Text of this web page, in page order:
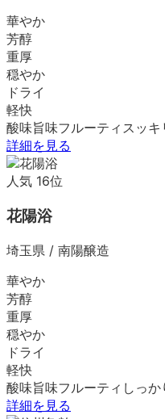
華やか
芳醇
重厚
穏やか
ドライ
軽快
酸味旨味フルーティ スッキ
詳細を見る
人気 16位
花陽浴
埼玉県 / 南陽醸造
華やか
芳醇
重厚
穏やか
ドライ
軽快
酸味旨味フルーティ しっか
詳細を見る